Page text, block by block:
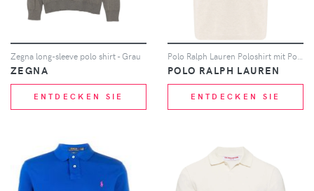
Zegna long-sleeve polo shirt - Grau
ZEGNA
ENTDECKEN SIE
POLO RALPH LAUREN
ENTDECKEN SIE